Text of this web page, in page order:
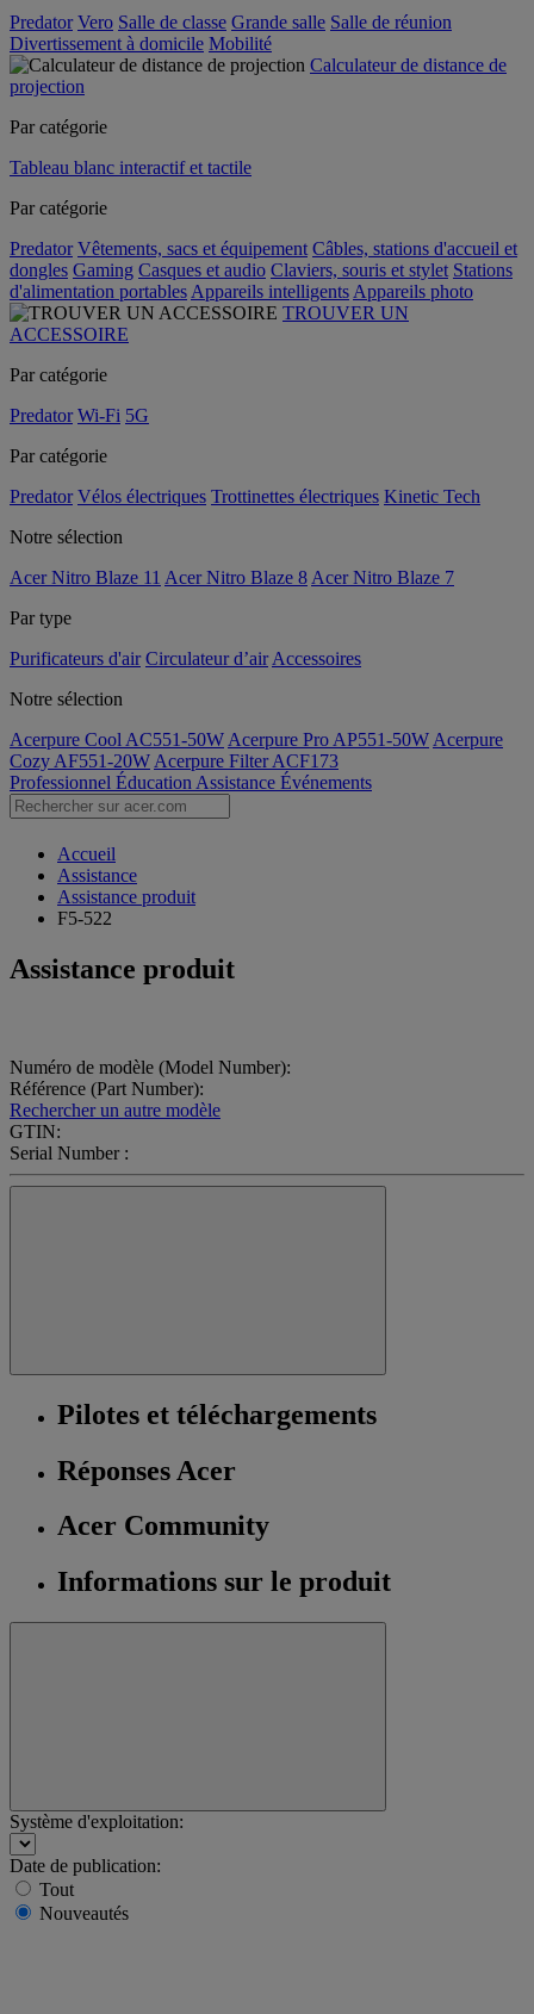
Predator Vero Salle de classe Grande salle Salle de réunion
Divertissement à domicile Mobilité
Calculateur de distance de
projection
Par catégorie
Tableau blanc interactif et tactile
Par catégorie
Predator Vêtements, sacs et équipement Câbles, stations d'accueil et
dongles Gaming Casques et audio Claviers, souris et stylet Stations
d'alimentation portables Appareils intelligents Appareils photo
TROUVER UN
ACCESSOIRE
Par catégorie
Predator Wi-Fi 5G
Par catégorie
Predator Vélos électriques Trottinettes électriques Kinetic Tech
Notre sélection
Acer Nitro Blaze 11 Acer Nitro Blaze 8 Acer Nitro Blaze 7
Par type
Purificateurs d'air Circulateur d’air Accessoires
Notre sélection
Acerpure Cool AC551-50W Acerpure Pro AP551-50W Acerpure
Cozy AF551-20W Acerpure Filter ACF173
Professionnel Éducation Assistance Événements
Accueil
Assistance
Assistance produit
F5-522
Assistance produit
Numéro de modèle (Model Number):
Référence (Part Number):
Rechercher un autre modèle
GTIN:
Serial Number :
Pilotes et téléchargements
Réponses Acer
Acer Community
Informations sur le produit
Système d'exploitation:
Date de publication:
Tout
Nouveautés